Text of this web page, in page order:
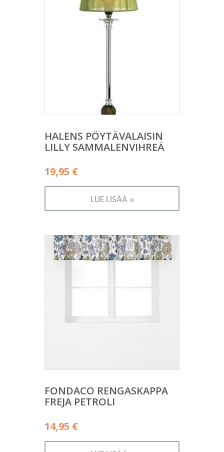
HALENS PÖYTÄVALAISIN
LILLY SAMMALENVIHREÄ
19,95 €
LUE LISÄÄ »
FONDACO RENGASKAPPA
FREJA PETROLI
14,95 €